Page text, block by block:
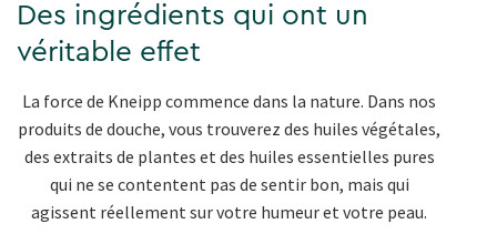
Des ingrédients qui ont un
véritable effet
La force de Kneipp commence dans la nature. Dans nos
produits de douche, vous trouverez des huiles végétales,
des extraits de plantes et des huiles essentielles pures
qui ne se contentent pas de sentir bon, mais qui
agissent réellement sur votre humeur et votre peau.